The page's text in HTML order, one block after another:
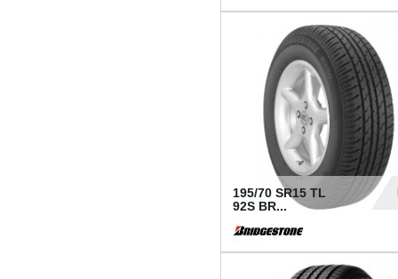
195/70 SR15 TL
92S BR...